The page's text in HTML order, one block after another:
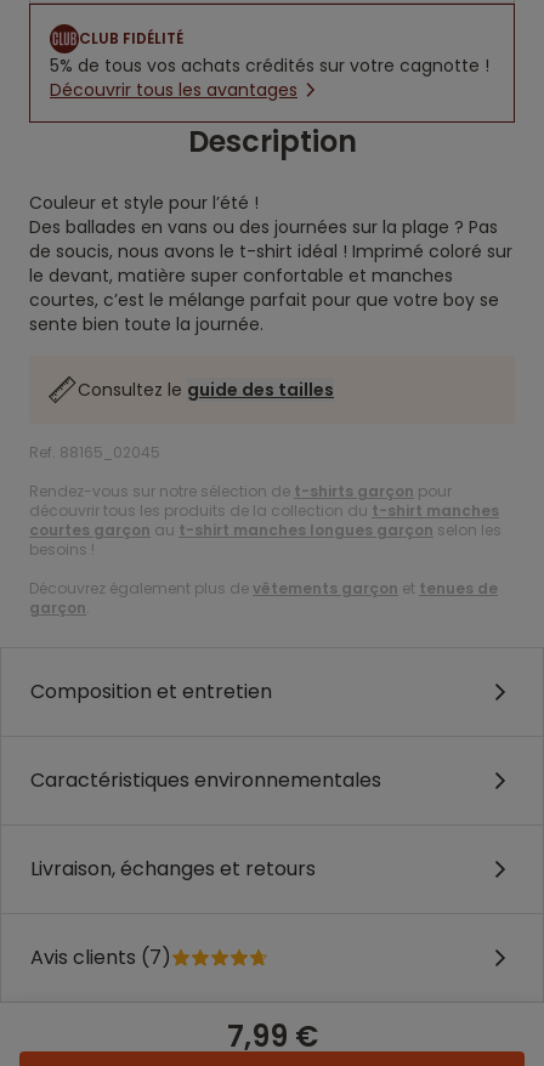
CLUB FIDÉLITÉ
5% de tous vos achats crédités sur votre cagnotte !
Découvrir tous les avantages
Description
Couleur et style pour l’été !
Des ballades en vans ou des journées sur la plage ? Pas
de soucis, nous avons le t-shirt idéal ! Imprimé coloré sur
le devant, matière super confortable et manches
courtes, c’est le mélange parfait pour que votre boy se
sente bien toute la journée.
Consultez le guide des tailles
Ref. 88165_02045
Rendez-vous sur notre sélection de t-shirts garçon pour
découvrir tous les produits de la collection du t-shirt manches
courtes garçon au t-shirt manches longues garçon selon les
besoins !
Découvrez également plus devêtements garçon et tenues de
garçon.
Composition et entretien
Caractéristiques environnementales
Livraison, échanges et retours
Avis clients (7)
7,99 €